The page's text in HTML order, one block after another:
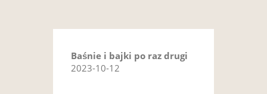
Baśnie i bajki po raz drugi
2023-10-12